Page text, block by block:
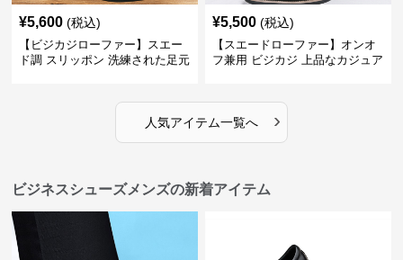
¥5,600 (税込)
【ビジカジローファー】スエー
ド調 スリッポン 洗練された足元
¥5,500 (税込)
【スエードローファー】オンオ
フ兼用 ビジカジ 上品なカジュア
人気アイテム一覧へ ›
ビジネスシューズメンズの新着アイテム